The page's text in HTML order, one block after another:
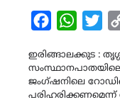
Facebook
ഇരിങ്ങാലക്കുട :
ജംഗ്ഷനിലെ
പരിഹരിക്കണമെന്ന്